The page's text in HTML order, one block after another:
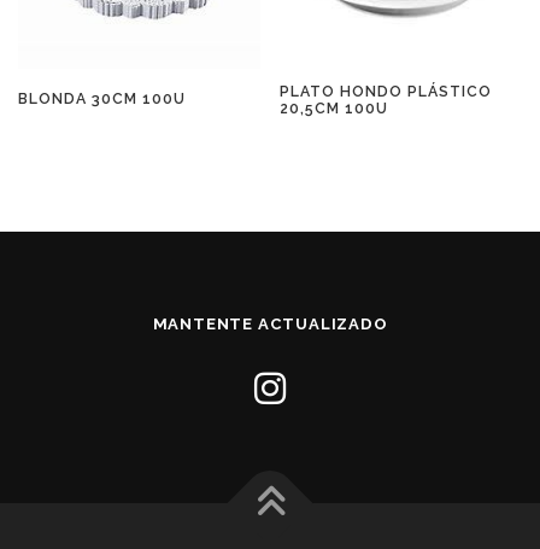
BLONDA 30CM 100U
PLATO HONDO PLÁSTICO
20,5CM 100U
MANTENTE ACTUALIZADO